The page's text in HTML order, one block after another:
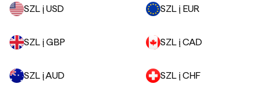
SZL į USD
SZL į EUR
SZL į GBP SZL į CAD
SZL į AUD SZL į CHF